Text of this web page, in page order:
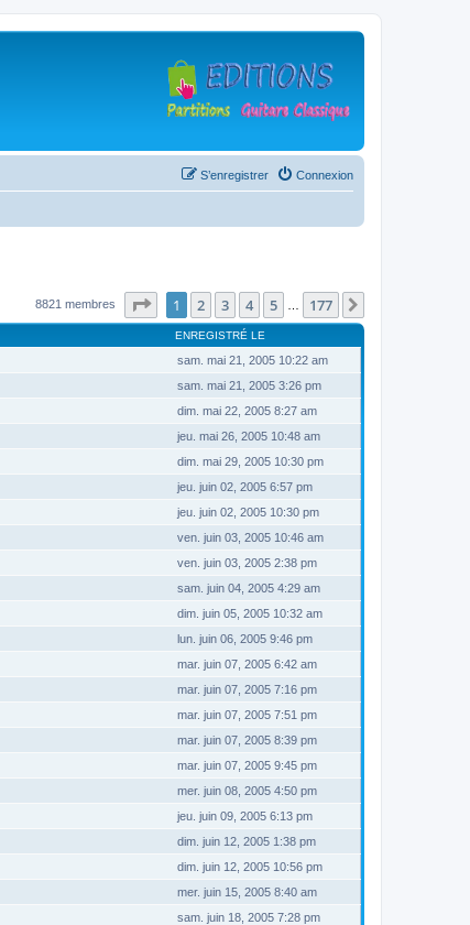
Connexion
S’enregistrer
8821 membres Page sur177
1 2 3 4 5 177
ENREGISTRÉ LE
sam. mai 21, 2005 10:22 am
sam. mai 21, 2005 3:26 pm
dim. mai 22, 2005 8:27 am
jeu. mai 26, 2005 10:48 am
dim. mai 29, 2005 10:30 pm
jeu. juin 02, 2005 6:57 pm
jeu. juin 02, 2005 10:30 pm
ven. juin 03, 2005 10:46 am
ven. juin 03, 2005 2:38 pm
sam. juin 04, 2005 4:29 am
dim. juin 05, 2005 10:32 am
lun. juin 06, 2005 9:46 pm
mar. juin 07, 2005 6:42 am
mar. juin 07, 2005 7:16 pm
mar. juin 07, 2005 7:51 pm
mar. juin 07, 2005 8:39 pm
mar. juin 07, 2005 9:45 pm
mer. juin 08, 2005 4:50 pm
jeu. juin 09, 2005 6:13 pm
dim. juin 12, 2005 1:38 pm
dim. juin 12, 2005 10:56 pm
mer. juin 15, 2005 8:40 am
sam. juin 18, 2005 7:28 pm